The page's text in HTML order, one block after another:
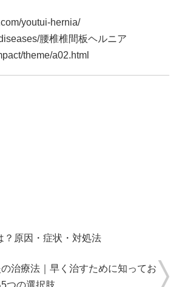
youtui-hernia/
腰椎椎間板ヘルニア
theme/a02.html
？原因・症状・対処法
治療法｜早く治すために知ってお
5つの選択肢